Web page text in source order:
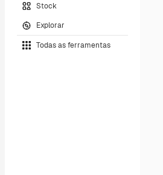
Stock
Explorar
Todas as ferramentas